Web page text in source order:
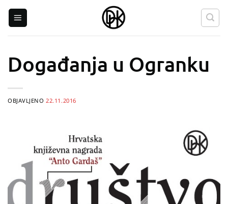
Događanja u Ogranku
OBJAVLJENO22.11.2016